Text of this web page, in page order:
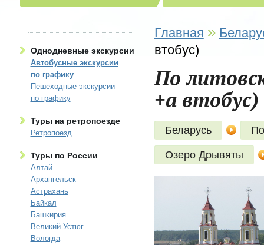
Однодневные экскурсии
Автобусные экскурсии
по графику
Пешеходные экскурсии
по графику
Туры на ретропоезде
Ретропоезд
Туры по России
Алтай
Архангельск
Астрахань
Байкал
Башкирия
Великий Устюг
Вологда
Главная »
втобус)
По
+а втобус)
Беларусь
Озеро Дрывяты